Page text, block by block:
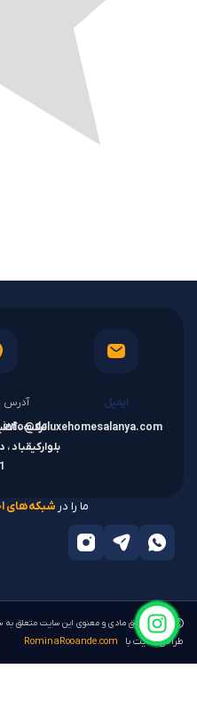
ما را در شبکه‌های
آدرس
ترکیه ،
بلوارکیقباد ،
ایمیل
info@deluxehomesalanya.com
تمام حقوق مادی و معنوی این سایت متعلق
طراحی سایت با RominaRooande.com